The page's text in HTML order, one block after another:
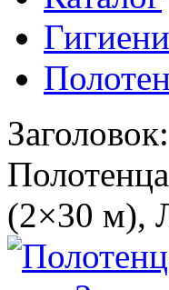
Заголовок:
(2×30 м),